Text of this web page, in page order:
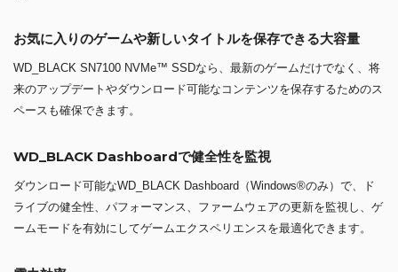
お気に入りのゲームや新しいタイトルを保存できる大容量
WD_BLACK SN7100 NVMe™ SSDなら、最新のゲームだけでなく、将
来のアップデートやダウンロード可能なコンテンツを保存するためのス
ペースも確保できます。
WD_BLACK Dashboardで健全性を監視
ダウンロード可能なWD_BLACK Dashboard（Windows®のみ）で、ド
ライブの健全性、パフォーマンス、ファームウェアの更新を監視し、ゲ
ームモードを有効にしてゲームエクスペリエンスを最適化できます。